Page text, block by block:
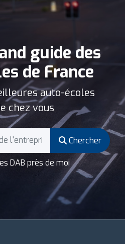
guide des
de France
auto-écoles
chez vous
Chercher
DAB près de moi